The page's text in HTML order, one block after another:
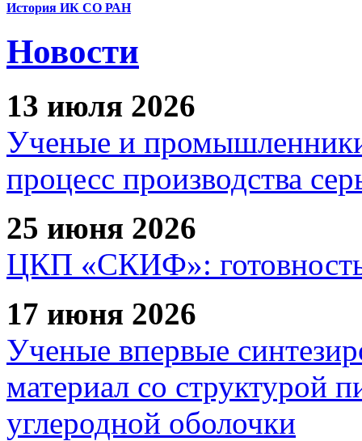
История ИК СО РАН
Новости
13 июля 2026
Ученые и
процесс производства
25 июня 2026
ЦКП «СКИФ»: готовность
17 июня 2026
Ученые впервые
материал со структурой
углеродной оболочки